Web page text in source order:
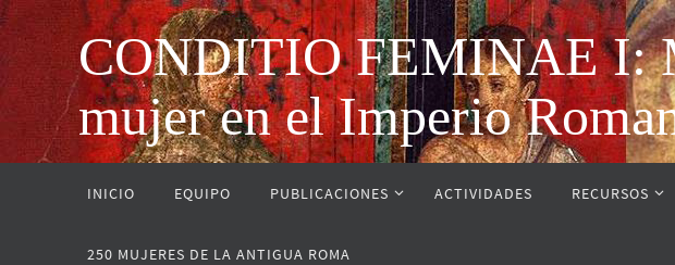
CONDITIO FEMINAE I:
mujer en el Imperio
INICIO EQUIPO PUBLICACIONES ACTIVIDADES RECURSOS
250 MUJERES DE LA ANTIGUA ROMA